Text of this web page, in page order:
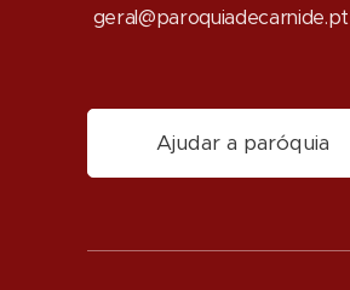
geral@paroquiadecarnide.pt
Ajudar a paróquia